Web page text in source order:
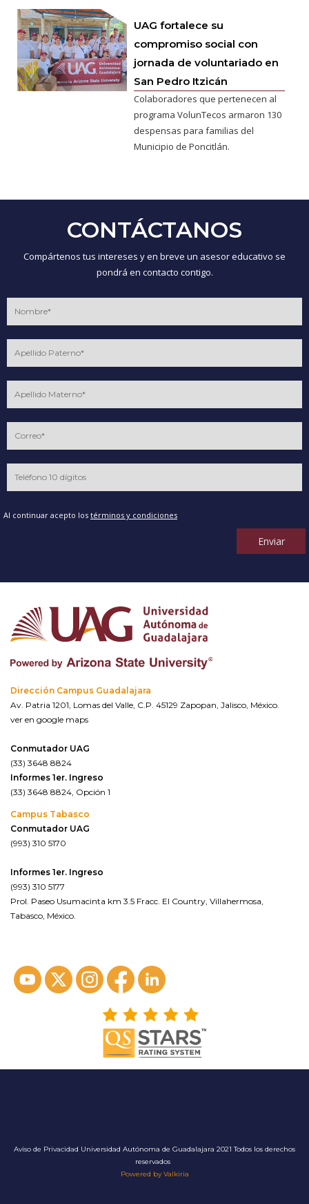
UAG fortalece su
compromiso social con
jornada de voluntariado en
San Pedro Itzicán
Colaboradores que pertenecen al
programa VolunTecos armaron 130
despensas para familias del
Municipio de Poncitlán.
CONTÁCTANOS
Compártenos tus intereses y en breve un asesor educativo se
pondrá en contacto contigo.
Al continuar acepto los términos y condiciones
Enviar
Dirección Campus Guadalajara
Av. Patria 1201, Lomas del Valle, C.P. 45129 Zapopan, Jalisco, México.
ver en google maps
Conmutador UAG
(33) 3648 8824
Informes 1er. Ingreso
(33) 3648 8824, Opción 1
Campus Tabasco
Conmutador UAG
(993) 310 5170
Informes 1er. Ingreso
(993) 310 5177
Prol. Paseo Usumacinta km 3.5 Fracc. El Country, Villahermosa,
Tabasco, México.
Aviso de Privacidad Universidad Autónoma de Guadalajara 2021 Todos los derechos
reservados
Powered by Valkiria